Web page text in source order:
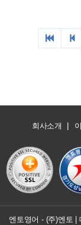
회사소개 |
엔토영어 - (주)엔토 |